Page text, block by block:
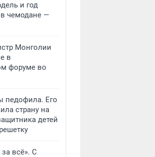
и год
чемодане —
Монголии
в
форуме во
педофила. Его
страну на
детей
всё». С